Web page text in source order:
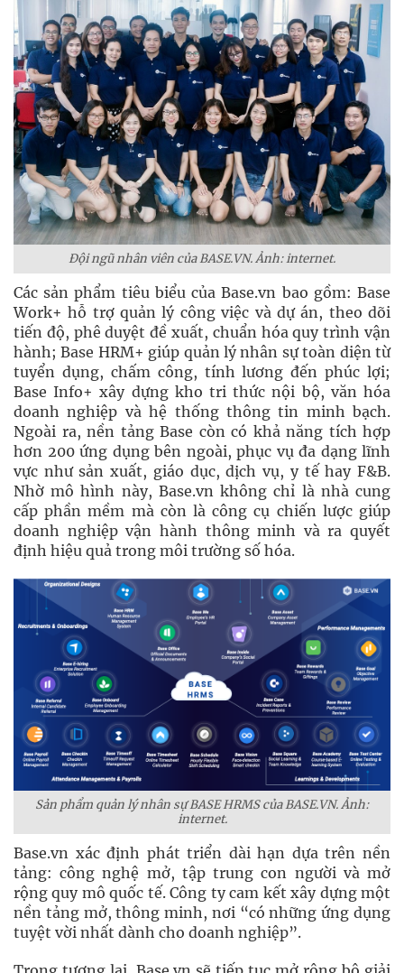
Đội ngũ nhân viên của BASE.VN. Ảnh: internet.
Các sản phẩm tiêu biểu của Base.vn bao gồm: Base
Work+ hỗ trợ quản lý công việc và dự án, theo dõi
tiến độ, phê duyệt đề xuất, chuẩn hóa quy trình vận
hành; Base HRM+ giúp quản lý nhân sự toàn diện từ
tuyển dụng, chấm công, tính lương đến phúc lợi;
Base Info+ xây dựng kho tri thức nội bộ, văn hóa
doanh nghiệp và hệ thống thông tin minh bạch.
Ngoài ra, nền tảng Base còn có khả năng tích hợp
hơn 200 ứng dụng bên ngoài, phục vụ đa dạng lĩnh
vực như sản xuất, giáo dục, dịch vụ, y tế hay F&B.
Nhờ mô hình này, Base.vn không chỉ là nhà cung
cấp phần mềm mà còn là công cụ chiến lược giúp
doanh nghiệp vận hành thông minh và ra quyết
định hiệu quả trong môi trường số hóa.
Sản phẩm quản lý nhân sự BASE HRMS của BASE.VN. Ảnh:
internet.
Base.vn xác định phát triển dài hạn dựa trên nền
tảng: công nghệ mở, tập trung con người và mở
rộng quy mô quốc tế. Công ty cam kết xây dựng một
nền tảng mở, thông minh, nơi “có những ứng dụng
tuyệt vời nhất dành cho doanh nghiệp”.